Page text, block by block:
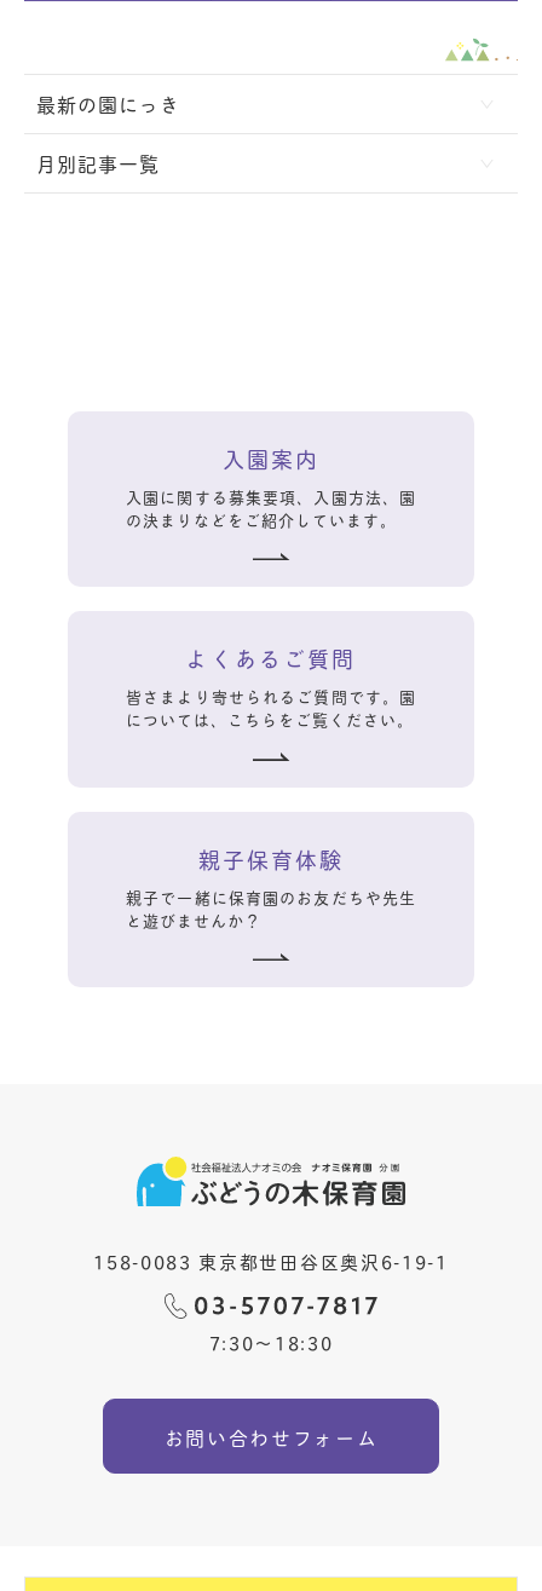
最新の園にっき
月別記事一覧
入園案内
入園に関する募集要項、入園方法、園
の決まりなどをご紹介しています。
よくあるご質問
皆さまより寄せられるご質問です。園
については、こちらをご覧ください。
親子保育体験
親子で一緒に保育園のお友だちや先生
と遊びませんか？
158-0083 東京都世田谷区奥沢6-19-1
7:30〜18:30
お問い合わせフォーム